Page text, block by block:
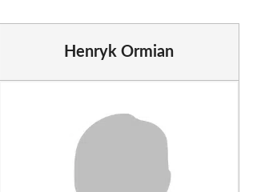
Henryk Ormian